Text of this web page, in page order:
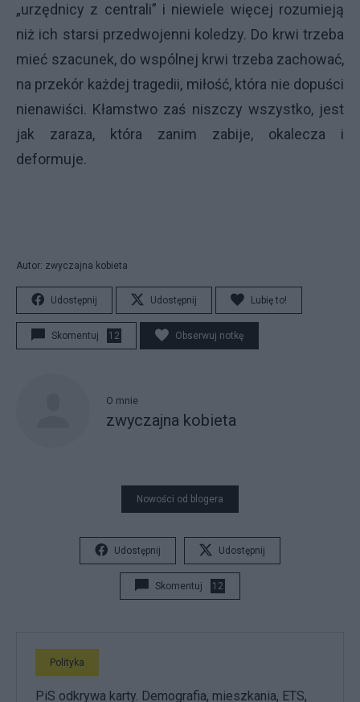
„urzędnicy z centrali” i niewiele więcej rozumieją
niż ich starsi przedwojenni koledzy. Do krwi trzeba
mieć szacunek, do wspólnej krwi trzeba zachować,
na przekór każdej tragedii, miłość, która nie dopuści
nienawiści. Kłamstwo zaś niszczy wszystko, jest
jak zaraza, która zanim zabije, okalecza i
deformuje.
Autor: zwyczajna kobieta
Udostępnij Udostępnij Lubię to!
Skomentuj 12 Obserwuj notkę
O mnie
zwyczajna kobieta
Nowości od blogera
Udostępnij Udostępnij
Skomentuj 12
Polityka
PiS odkrywa karty. Demografia, mieszkania, ETS,